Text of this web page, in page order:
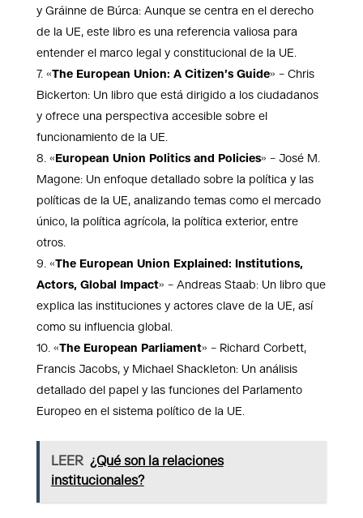
y Gráinne de Búrca: Aunque se centra en el derecho
de la UE, este libro es una referencia valiosa para
entender el marco legal y constitucional de la UE.
«The European Union: A Citizen’s Guide» – Chris
Bickerton: Un libro que está dirigido a los ciudadanos
y ofrece una perspectiva accesible sobre el
funcionamiento de la UE.
«European Union Politics and Policies» – José M.
Magone: Un enfoque detallado sobre la política y las
políticas de la UE, analizando temas como el mercado
único, la política agrícola, la política exterior, entre
otros.
«The European Union Explained: Institutions,
Actors, Global Impact» – Andreas Staab: Un libro que
explica las instituciones y actores clave de la UE, así
como su influencia global.
«The European Parliament» – Richard Corbett,
Francis Jacobs, y Michael Shackleton: Un análisis
detallado del papel y las funciones del Parlamento
Europeo en el sistema político de la UE.
LEER ¿Qué son la relaciones
institucionales?